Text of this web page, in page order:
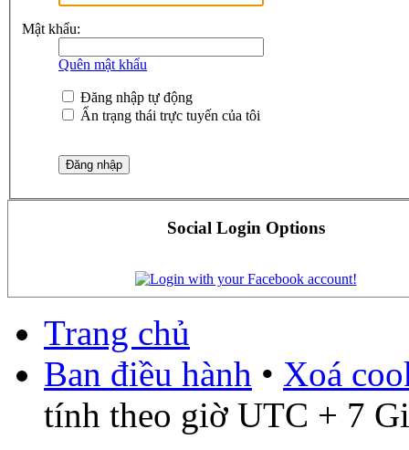
Mật khẩu:
Quên mật khẩu
Đăng nhập tự động
Ẩn trạng thái trực tuyến của tôi
Social Login Options
Trang chủ
Ban điều hành • Xoá
tính theo giờ UTC + 7